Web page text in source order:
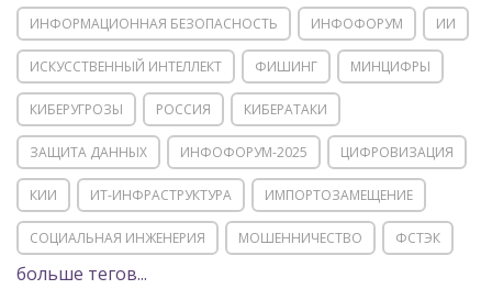
ИНФОРМАЦИОННАЯ БЕЗОПАСНОСТЬ ИНФОФОРУМ ИИ
ИСКУССТВЕННЫЙ ИНТЕЛЛЕКТ ФИШИНГ МИНЦИФРЫ
КИБЕРУГРОЗЫ РОССИЯ КИБЕРАТАКИ
ЗАЩИТА ДАННЫХ ИНФОФОРУМ-2025 ЦИФРОВИЗАЦИЯ
КИИ ИТ-ИНФРАСТРУКТУРА ИМПОРТОЗАМЕЩЕНИЕ
СОЦИАЛЬНАЯ ИНЖЕНЕРИЯ МОШЕННИЧЕСТВО ФСТЭК
POSITIVE TECHNOLOGIES
больше тегов...